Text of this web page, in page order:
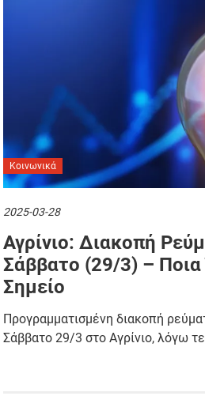
Κοινωνικά
2025-03-28
Αγρίνιο: Διακοπή
Σάββατο (29/3) – Ποια
Σημείο
Προγραμματισμένη διακοπή
Σάββατο 29/3 στο Αγρίνιο, λόγω